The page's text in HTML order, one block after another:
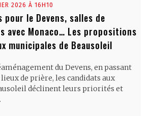
2026 À 16H10
le Devens, salles de
avec Monaco… Les propositions
municipales de Beausoleil
du Devens, en passant
de prière, les candidats aux
déclinent leurs priorités et